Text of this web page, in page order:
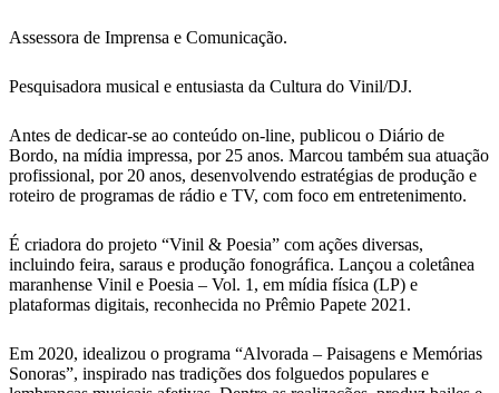
Assessora de Imprensa e Comunicação.
Pesquisadora musical e entusiasta da Cultura do Vinil/DJ.
Antes de dedicar-se ao conteúdo on-line, publicou o Diário de
Bordo, na mídia impressa, por 25 anos. Marcou também sua atuação
profissional, por 20 anos, desenvolvendo estratégias de produção e
roteiro de programas de rádio e TV, com foco em entretenimento.
É criadora do projeto “Vinil & Poesia” com ações diversas,
incluindo feira, saraus e produção fonográfica. Lançou a coletânea
maranhense Vinil e Poesia – Vol. 1, em mídia física (LP) e
plataformas digitais, reconhecida no Prêmio Papete 2021.
Em 2020, idealizou o programa “Alvorada – Paisagens e Memórias
Sonoras”, inspirado nas tradições dos folguedos populares e